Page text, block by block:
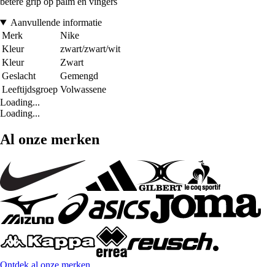
Aanvullende informatie
Merk
Nike
Kleur
zwart/zwart/wit
Kleur
Zwart
Geslacht
Gemengd
Leeftijdsgroep Volwassene
Loading...
Loading...
Al onze merken
Ontdek al onze merken